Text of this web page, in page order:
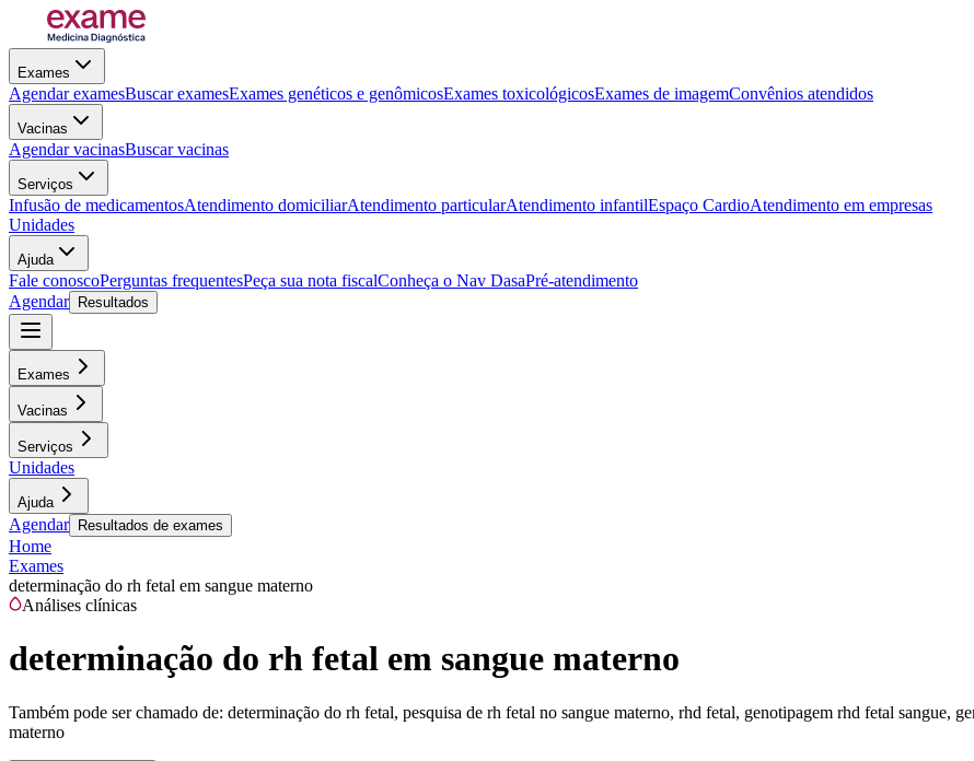
Exames
Agendar examesBuscar examesExames genéticos e genômicosExames toxicológicosExames de imagemConvênios atendidos
Vacinas
Agendar vacinasBuscar vacinas
Serviços
Infusão de medicamentosAtendimento domiciliarAtendimento particularAtendimento infantilEspaço CardioAtendimento em empresas
Unidades
Ajuda
Fale conoscoPerguntas frequentesPeça sua nota fiscalConheça o Nav DasaPré-atendimento
Agendar
Resultados
Exames
Vacinas
Serviços
Unidades
Ajuda
Agendar Resultados de exames
Home
Exames
determinação do rh fetal em sangue materno
Análises clínicas
determinação do rh fetal em sangue materno
Também pode ser chamado de: determinação do rh fetal, pesquisa de rh fetal no sangue materno, rhd fetal, genotipagem rhd fetal sangue,
materno